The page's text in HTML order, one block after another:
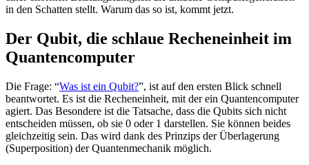
in den Schatten stellt. Warum das so ist, kommt jetzt.
Der Qubit, die schlaue Recheneinheit im
Quantencomputer
Die Frage: “Was ist ein Qubit?”, ist auf den ersten Blick schnell
beantwortet. Es ist die Recheneinheit, mit der ein Quantencomputer
agiert. Das Besondere ist die Tatsache, dass die Qubits sich nicht
entscheiden müssen, ob sie 0 oder 1 darstellen. Sie können beides
gleichzeitig sein. Das wird dank des Prinzips der Überlagerung
(Superposition) der Quantenmechanik möglich.